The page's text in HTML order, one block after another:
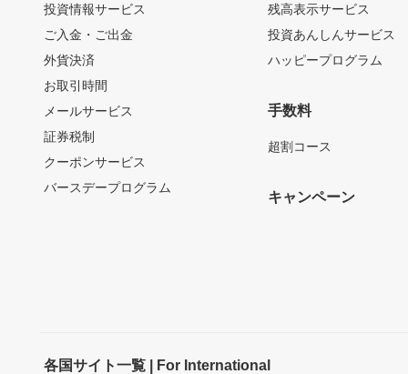
投資情報サービス
ご入金・ご出金
外貨決済
お取引時間
メールサービス
証券税制
クーポンサービス
バースデープログラム
残高表示サービス
投資あんしんサービス
ハッピープログラム
手数料
超割コース
キャンペーン
各国サイト一覧 | For International